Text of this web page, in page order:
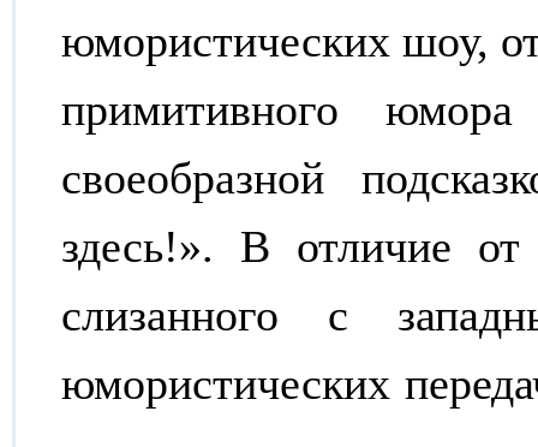
юмористических шоу,
примитивного
своеобразной
здесь!». В отличие от
слизанного с
юмористических